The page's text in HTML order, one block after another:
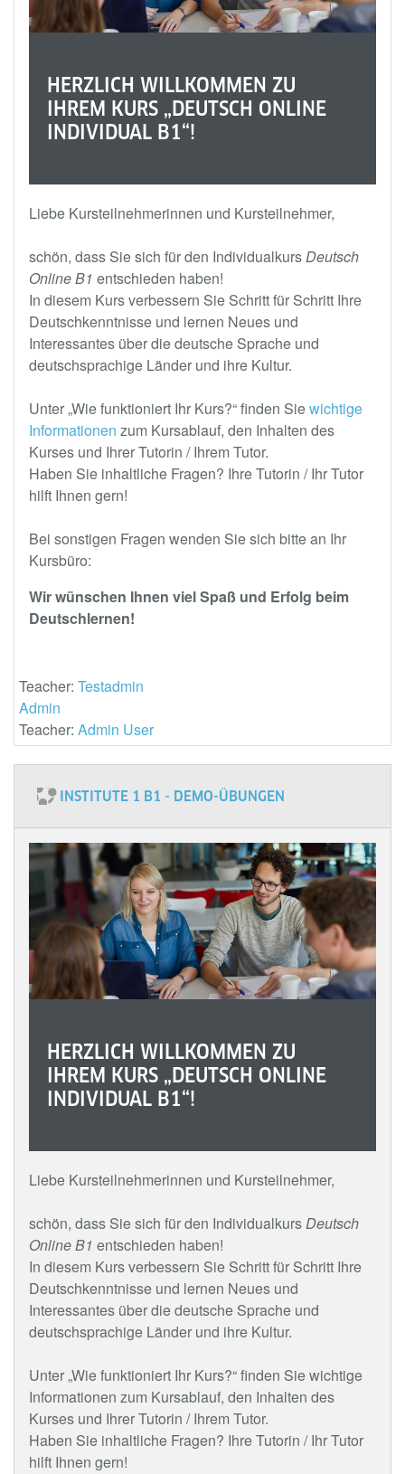
HERZLICH WILLKOMMEN ZU
IHREM KURS „DEUTSCH ONLINE
INDIVIDUAL B1“!
Liebe Kursteilnehmerinnen und Kursteilnehmer,
schön, dass Sie sich für den IndividualkursDeutsch
Online B1 entschieden haben!
In diesem Kurs verbessern Sie Schritt für Schritt Ihre
Deutschkenntnisse und lernen Neues und
Interessantes über die deutsche Sprache und
deutschsprachige Länder und ihre Kultur.
Unter „Wie funktioniert Ihr Kurs?“ finden Siewichtige
Informationen zum Kursablauf, den Inhalten des
Kurses und Ihrer Tutorin / Ihrem Tutor.
Haben Sie inhaltliche Fragen? Ihre Tutorin / Ihr Tutor
hilft Ihnen gern!
Bei sonstigen Fragen wenden Sie sich bitte an Ihr
Kursbüro:
Wir wünschen Ihnen viel Spaß und Erfolg beim
Deutschlernen!
Teacher: Testadmin
Admin
Teacher: Admin User
INSTITUTE 1 B1 - DEMO-ÜBUNGEN
HERZLICH WILLKOMMEN ZU
IHREM KURS „DEUTSCH ONLINE
INDIVIDUAL B1“!
Liebe Kursteilnehmerinnen und Kursteilnehmer,
schön, dass Sie sich für den IndividualkursDeutsch
Online B1 entschieden haben!
In diesem Kurs verbessern Sie Schritt für Schritt Ihre
Deutschkenntnisse und lernen Neues und
Interessantes über die deutsche Sprache und
deutschsprachige Länder und ihre Kultur.
Unter „Wie funktioniert Ihr Kurs?“ finden Sie wichtige
Informationen zum Kursablauf, den Inhalten des
Kurses und Ihrer Tutorin / Ihrem Tutor.
Haben Sie inhaltliche Fragen? Ihre Tutorin / Ihr Tutor
hilft Ihnen gern!